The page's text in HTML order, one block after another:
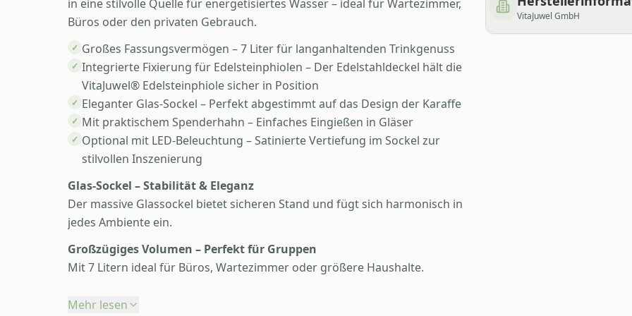
in eine stilvolle Quelle für energetisiertes Wasser – ideal für Wartezimmer,
Büros oder den privaten Gebrauch.
✓ Großes Fassungsvermögen – 7 Liter für langanhaltenden Trinkgenuss
✓ Integrierte Fixierung für Edelsteinphiolen – Der Edelstahldeckel hält die
VitaJuwel® Edelsteinphiole sicher in Position
✓ Eleganter Glas-Sockel – Perfekt abgestimmt auf das Design der Karaffe
✓ Mit praktischem Spenderhahn – Einfaches Eingießen in Gläser
✓ Optional mit LED-Beleuchtung – Satinierte Vertiefung im Sockel zur
stilvollen Inszenierung
Glas-Sockel – Stabilität & Eleganz
Der massive Glassockel bietet sicheren Stand und fügt sich harmonisch in
jedes Ambiente ein.
Großzügiges Volumen – Perfekt für Gruppen
Mit 7 Litern ideal für Büros, Wartezimmer oder größere Haushalte.
Mehr lesen
VitaJuwel GmbH